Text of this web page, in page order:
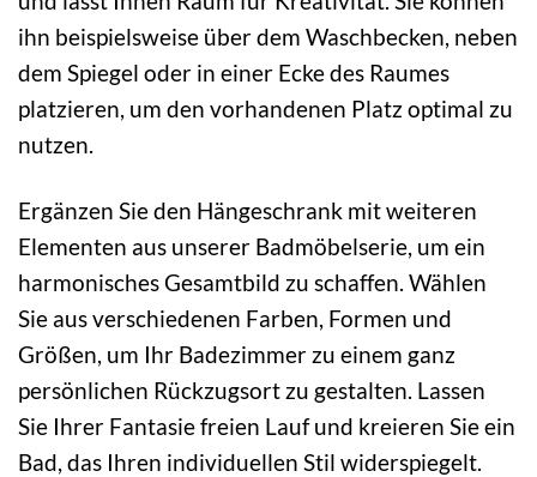
ihn beispielsweise über dem Waschbecken, neben
dem Spiegel oder in einer Ecke des Raumes
platzieren, um den vorhandenen Platz optimal zu
nutzen.
Ergänzen Sie den Hängeschrank mit weiteren
Elementen aus unserer Badmöbelserie, um ein
harmonisches Gesamtbild zu schaffen. Wählen
Sie aus verschiedenen Farben, Formen und
Größen, um Ihr Badezimmer zu einem ganz
persönlichen Rückzugsort zu gestalten. Lassen
Sie Ihrer Fantasie freien Lauf und kreieren Sie ein
Bad, das Ihren individuellen Stil widerspiegelt.